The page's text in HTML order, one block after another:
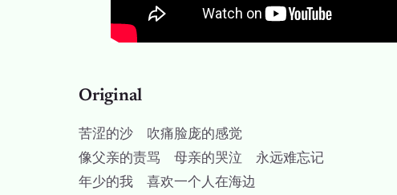
Original
苦涩的沙 吹痛脸庞的感觉
像父亲的责骂 母亲的哭泣 永远难忘记
年少的我 喜欢一个人在海边